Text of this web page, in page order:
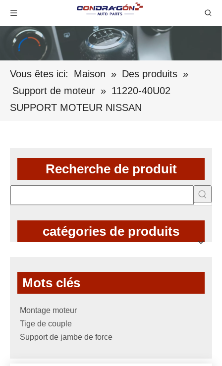
Vous êtes ici: Maison » Des produits »
Support de moteur » 11220-40U02
SUPPORT MOTEUR NISSAN
Recherche de produit
catégories de produits
Mots clés
Montage moteur
Tige de couple
Support de jambe de force